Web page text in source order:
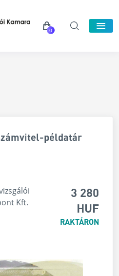
0
példatár
Kft.
3 280
HUF
RAKTÁRON